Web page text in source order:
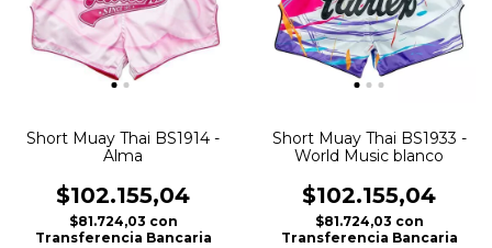
Short Muay Thai BS1914 -
Alma
$102.155,04
$81.724,03 con
Transferencia Bancaria
Short Muay Thai BS1933 -
World Music blanco
$102.155,04
$81.724,03 con
Transferencia Bancaria